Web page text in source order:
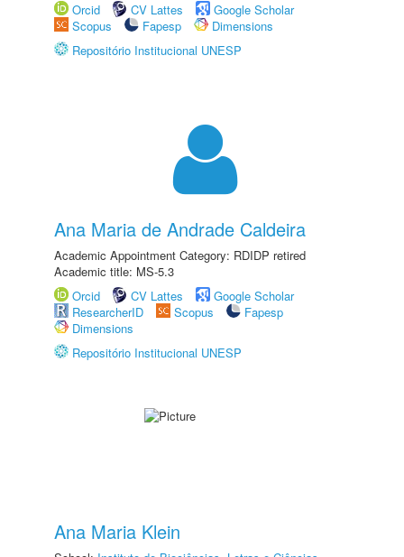
Orcid
CV Lattes
Google Scholar
Scopus
Fapesp
Dimensions
Repositório Institucional UNESP
Ana Maria de Andrade Caldeira
Academic Appointment Category: RDIDP retired
Academic title: MS-5.3
Orcid
CV Lattes
Google Scholar
ResearcherID
Scopus
Fapesp
Dimensions
Repositório Institucional UNESP
Ana Maria Klein